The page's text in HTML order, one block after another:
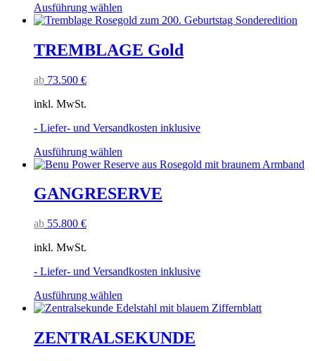
Ausführung wählen
Produkt
mehrere
Varianten
der
gewählt
werden
TREMBLAGE Gold
ab 73.500 €
inkl. MwSt.
- Liefer- und Versandkosten inklusive
Ausführung wählen
Produkt
mehrere
Varianten
auf
der
gewählt
werden
GANGRESERVE
ab 55.800 €
inkl. MwSt.
- Liefer- und Versandkosten inklusive
Ausführung wählen
Produkt
mehrere
Varianten
ZENTRALSEKUNDE